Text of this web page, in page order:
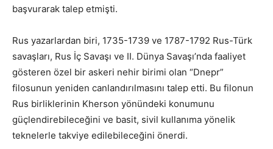
başvurarak talep etmişti.
Rus yazarlardan biri, 1735-1739 ve 1787-1792 Rus-Türk
savaşları, Rus İç Savaşı ve II. Dünya Savaşı’nda faaliyet
gösteren özel bir askeri nehir birimi olan “Dnepr”
filosunun yeniden canlandırılmasını talep etti. Bu filonun
Rus birliklerinin Kherson yönündeki konumunu
güçlendirebileceğini ve basit, sivil kullanıma yönelik
teknelerle takviye edilebileceğini önerdi.